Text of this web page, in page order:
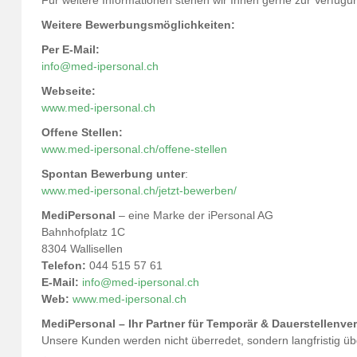
Weitere Bewerbungsmöglichkeiten:
Per E-Mail:
info@med-ipersonal.ch
Webseite:
www.med-ipersonal.ch
Offene Stellen:
www.med-ipersonal.ch/offene-stellen
Spontan Bewerbung unter:
www.med-ipersonal.ch/jetzt-bewerben/
MediPersonal – eine Marke der iPersonal AG
Bahnhofplatz 1C
8304 Wallisellen
Telefon: 044 515 57 61
E-Mail: info@med-ipersonal.ch
Web: www.med-ipersonal.ch
MediPersonal – Ihr Partner für Temporär &
Unsere Kunden werden nicht überredet, sondern langfristig